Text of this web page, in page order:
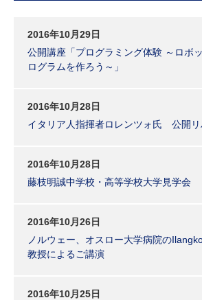
2016年10月29日
公開講座「プログラミング体験 ～ロボ
ログラムを作ろう～」
2016年10月28日
イタリア人指揮者ロレンツォ氏 公開リ
2016年10月28日
藤枝明誠中学校・高等学校大学見学会
2016年10月26日
ノルウェー、オスロー大学病院の
教授によるご講演
2016年10月25日